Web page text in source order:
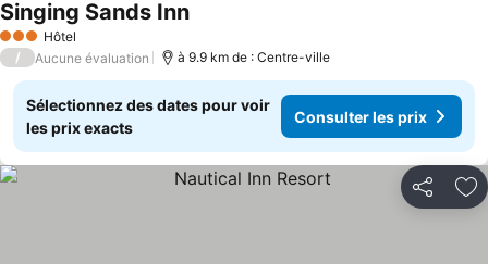
3 ÉtoilesHôtel
Singing Sands Inn
/ Aucune évaluation à 9.9 km de : Centre-ville
Sélectionnez des dates pour voir
les prix exacts
Consulter les prix
Partager